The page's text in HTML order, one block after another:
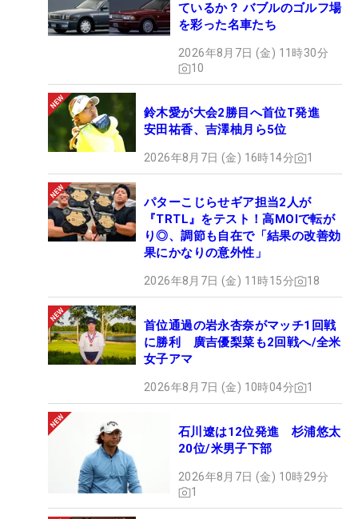
ているか？ バブルのゴルフ場
を彩った名車たち
2026年8月7日 (金) 11時30分
10
鈴木愛が大会2勝目へ首位T発進
安田祐香、吉澤柚月ら5位
2026年8月7日 (金) 16時14分 1
パターこじらせギア担当2人が
『TRTL』をテスト！高MOIで転が
り◎、調節も自在で「結果の改善効
果にかなりの意外性」
2026年8月7日 (金) 11時15分 18
首位通過の岩永杏奈がマッチ1回戦
に勝利 廣吉優梨菜も2回戦へ/全米
女子アマ
2026年8月7日 (金) 10時04分 1
石川遼は12位発進 杉浦悠太
20位/米男子下部
2026年8月7日 (金) 10時29分
1